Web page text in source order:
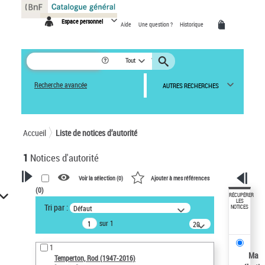
Espace personnel Aide Une question ? Historique
Tout
Recherche avancée AUTRES RECHERCHES
Accueil Liste de notices d’autorité
1 Notices d'autorité
VOTRE RECHERCHE
Recherche avancée dans les
notices d’autorité
Œuvres liées à l'auteur :
Temperton, Rod (1947-2016)
Voir la sélection (0) Ajouter à mes références
(0)
Tri par : Défaut
sur 1
20
résultats/page
1
Temperton, Rod (1947-2016)
RÉCUPÉRER
LES
NOTICES
Ma
Panneau de gestion des cookies